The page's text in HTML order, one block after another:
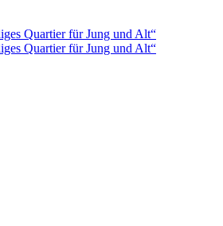
Quartier für Jung und Alt“
Quartier für Jung und Alt“